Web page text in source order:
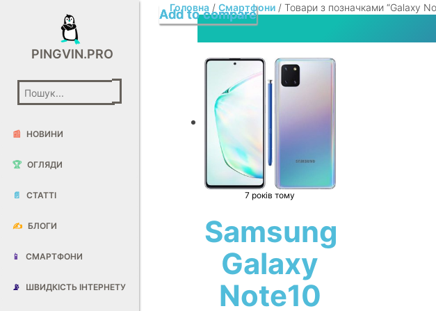
PINGVIN.PRO
📰 НОВИНИ
🏆 ОГЛЯДИ
📄 СТАТТІ
✍️ БЛОГИ
📱 СМАРТФОНИ
📡 ШВИДКІСТЬ ІНТЕРНЕТУ
Головна/ Смартфони/ Товари з позначками “Galaxy
7 років тому
Samsung
Galaxy
Note10
Add to compare
Add to compare
Add to compare